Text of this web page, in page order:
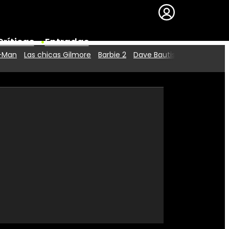
Entradas
Premios
Las chicas Gilmore Barbie 2 Dave Bautista